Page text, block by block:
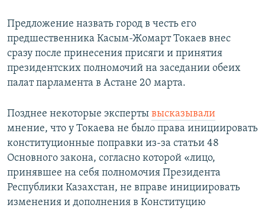
Предложение назвать город в честь его
предшественника Касым-Жомарт Токаев внес
сразу после принесения присяги и принятия
президентских полномочий на заседании обеих
палат парламента в Астане 20 марта.
Позднее некоторые эксперты высказывали
мнение, что у Токаева не было права инициировать
конституционные поправки из-за статьи 48
Основного закона, согласно которой «лицо,
принявшее на себя полномочия Президента
Республики Казахстан, не вправе инициировать
изменения и дополнения в Конституцию